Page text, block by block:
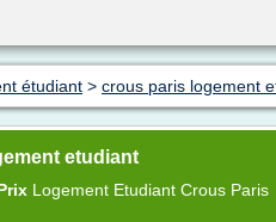
étudiant > crous paris logement
etudiant
Logement Etudiant Crous Paris